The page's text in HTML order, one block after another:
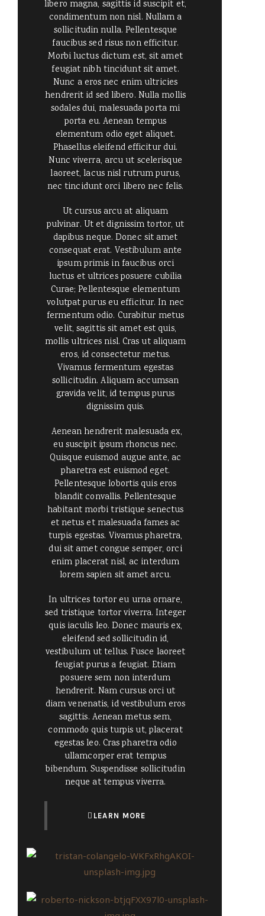
libero magna, sagittis id suscipit et,
condimentum non nisl. Nullam a
sollicitudin nulla. Pellentesque
faucibus sed risus non efficitur.
Morbi luctus dictum est, sit amet
feugiat nibh tincidunt sit amet.
Nunc a eros nec enim ultricies
hendrerit id sed libero. Nulla mollis
sodales dui, malesuada porta mi
porta eu. Aenean tempus
elementum odio eget aliquet.
Phasellus eleifend efficitur dui.
Nunc viverra, arcu ut scelerisque
laoreet, lacus nisl rutrum purus,
nec tincidunt orci libero nec felis.
Ut cursus arcu at aliquam
pulvinar. Ut et dignissim tortor, ut
dapibus neque. Donec sit amet
consequat erat. Vestibulum ante
ipsum primis in faucibus orci
luctus et ultrices posuere cubilia
Curae; Pellentesque elementum
volutpat purus eu efficitur. In nec
fermentum odio. Curabitur metus
velit, sagittis sit amet est quis,
mollis ultrices nisl. Cras ut aliquam
eros, id consectetur metus.
Vivamus fermentum egestas
sollicitudin. Aliquam accumsan
gravida velit, id tempus purus
dignissim quis.
Aenean hendrerit malesuada ex,
eu suscipit ipsum rhoncus nec.
Quisque euismod augue ante, ac
pharetra est euismod eget.
Pellentesque lobortis quis eros
blandit convallis. Pellentesque
habitant morbi tristique senectus
et netus et malesuada fames ac
turpis egestas. Vivamus pharetra,
dui sit amet congue semper, orci
enim placerat nisl, ac interdum
lorem sapien sit amet arcu.
In ultrices tortor eu urna ornare,
sed tristique tortor viverra. Integer
quis iaculis leo. Donec mauris ex,
eleifend sed sollicitudin id,
vestibulum ut tellus. Fusce laoreet
feugiat purus a feugiat. Etiam
posuere sem non interdum
hendrerit. Nam cursus orci ut
diam venenatis, id vestibulum eros
sagittis. Aenean metus sem,
commodo quis turpis ut, placerat
egestas leo. Cras pharetra odio
ullamcorper erat tempus
bibendum. Suspendisse sollicitudin
neque at tempus viverra.
LEARN MORE